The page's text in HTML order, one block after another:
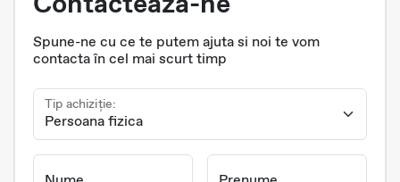
Spune-ne cu ce te putem ajuta si noi te vom
contacta în cel mai scurt timp
Tip achiziție: